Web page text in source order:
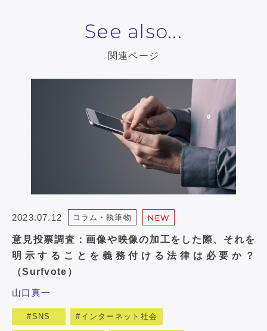
See also...
関連ページ
2023.07.12 コラム・執筆物 NEW
意見投票調査：画像や映像の加工をした際、それを
明示することを義務付ける法律は必要か？
（Surfvote）
山口真一
SNS インターネット社会